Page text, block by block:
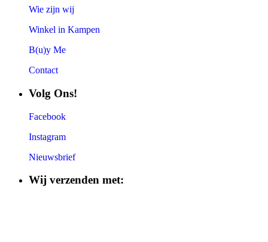
Wie zijn wij
Winkel in Kampen
B(u)y Me
Contact
Volg Ons!
Facebook
Instagram
Nieuwsbrief
Wij verzenden met: